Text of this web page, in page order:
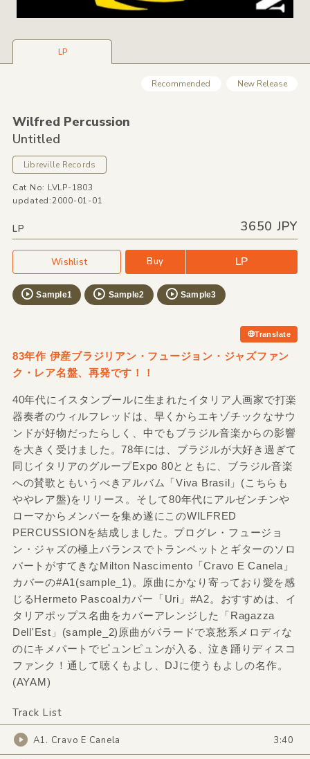
LP
Recommended New Release
Wilfred Percussion
Untitled
Libreville Records
Cat No: LVLP-1803
updated:2000-01-01
LP 3650 JPY
Wishlist Buy LP
Sample1 Sample2 Sample3
Translate
83年作 伊産ブラジリアン・フュージョン・ジャズファン
ク・レア名盤、再発です！！
40年代にイスタンブールに生まれたイタリア人画家で打楽
器奏者のウィルフレッドは、早くからエキゾチックなサウ
ンドが好物だったらしく、中でもブラジル音楽からの影響
を大きく受けました。78年には、ブラジルが大好き過ぎて
同じイタリアのグループExpo 80とともに、ブラジル音楽
への賛歌ともいうべきアルバム「Viva Brasil」(こちらも
ややレア盤)をリリース。そして80年代にアルゼンチンや
ローマからメンバーを集め遂にこのWILFRED
PERCUSSIONを結成しました。プログレ・フュージョ
ン・ジャズの極上バランスでトランペットとギターのソロ
パートがすてきなMilton Nascimento「Cravo E Canela」
カバーの#A1(sample_1)。原曲にかなり寄っており愛を感
じるHermeto Pascoalカバー「Uri」#A2。おすすめは、イ
タリアポップス名曲をカバーアレンジした「Ragazza
Dell'Est」(sample_2)原曲がバラードで哀愁系メロディな
のにキメパートでピュンピュンが入る、泣き踊りディスコ
ファンク！通して聴くもよし、DJに使うもよしの名作。
(AYAM)
Track List
A1. Cravo E Canela 3:40